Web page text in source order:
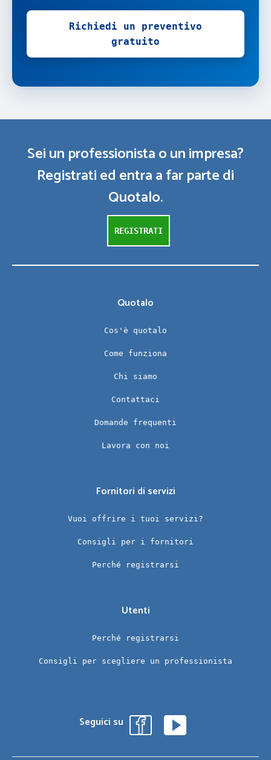
Richiedi un preventivo
gratuito
Sei un professionista o un impresa?
Registrati ed entra a far parte di
Quotalo.
REGISTRATI
Quotalo
Cos'è quotalo
Come funziona
Chi siamo
Contattaci
Domande frequenti
Lavora con noi
Fornitori di servizi
Vuoi offrire i tuoi servizi?
Consigli per i fornitori
Perché registrarsi
Utenti
Perché registrarsi
Consigli per scegliere un professionista
Seguici su